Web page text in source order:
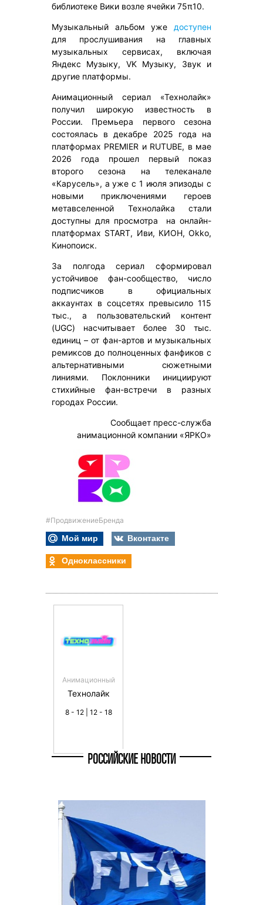
библиотеке Вики возле ячейки 75π10.
Музыкальный альбом уже доступен
для прослушивания на главных
музыкальных сервисах, включая
Яндекс Музыку, VK Музыку, Звук и
другие платформы.
Анимационный сериал «Технолайк»
получил широкую известность в
России. Премьера первого сезона
состоялась в декабре 2025 года на
платформах PREMIER и RUTUBE, в мае
2026 года прошел первый показ
второго сезона на телеканале
«Карусель», а уже с 1 июля эпизоды с
новыми приключениями героев
метавселенной Технолайка стали
доступны для просмотра на онлайн-
платформах START, Иви, КИОН, Okko,
Кинопоиск.
За полгода сериал сформировал
устойчивое фан-сообщество, число
подписчиков в официальных
аккаунтах в соцсетях превысило 115
тыс., а пользовательский контент
(UGC) насчитывает более 30 тыс.
единиц – от фан-артов и музыкальных
ремиксов до полноценных фанфиков с
альтернативными сюжетными
линиями. Поклонники инициируют
стихийные фан-встречи в разных
городах России.
Сообщает пресс-служба
анимационной компании «ЯРКО»
#ПродвижениеБренда
Мой мир
Вконтакте
Одноклассники
Анимационный
Технолайк
8 - 12 | 12 - 18
РОССИЙСКИЕ НОВОСТИ